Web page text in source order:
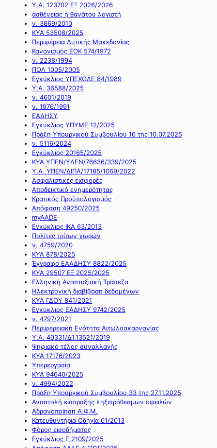
Υ.Α. 123702 ΕΞ 2026/2026
ασθένειας ή θανάτου λογιστή
ν. 3869/2010
ΚΥΑ 53508/2025
Περιφέρεια Δυτικής Μακεδονίας
Κανονισμός ΕΟΚ 574/1972
ν. 2238/1994
ΠΟΛ 1005/2005
Εγκύκλιος ΥΠΕΧΩΔΕ 84/1989
Υ.Α. 36588/2025
ν. 4601/2019
ν. 1976/1991
ΕΑΔΗΣΥ
Εγκύκλιος ΥΠΥΜΕ 12/2025
Πράξη Υπουργικού Συμβουλίου 16 της 10.07.2025
ν. 5116/2024
Εγκύκλιος 20165/2025
ΚΥΑ ΥΠΕΝ/ΥΔΕΝ/76636/339/2025
Υ.Α. ΥΠΕΝ/ΔΙΠΑ/17185/1069/2022
Ασφαλιστικές εισφορές
Αποδεικτικό ενημερότητας
Κρατικός Προϋπολογισμός
Απόφαση 49250/2025
myAADE
Εγκύκλιος ΙΚΑ 63/2013
Πολίτες τρίτων χωρών
ν. 4759/2020
ΚΥΑ 878/2025
Έγγραφο ΕΑΑΔΗΣΥ 8822/2025
ΚΥΑ 29507 ΕΞ 2025/2025
Ελληνική Αναπτυξιακή Τράπεζα
Ηλεκτρονική διαβίβαση δεδομένων
ΚΥΑ ΓΔΟΥ 841/2021
Εγκύκλιος ΕΑΔΗΣΥ 9742/2025
ν. 4797/2021
Περιφερειακή Ενότητα Αιτωλοακαρνανίας
Υ.Α. 40331/Δ1.13521/2019
Ψηφιακό τέλος συναλλαγής
ΚΥΑ 17176/2023
Υπερεργασία
ΚΥΑ 94640/2025
ν. 4994/2022
Πράξη Υπουργικού Συμβουλίου 33 της 27.11.2025
Αναστολή είσπραξης ληξιπρόθεσμων οφειλών
Αδρανοποίηση Α.Φ.Μ.
Κατευθυντήρια Οδηγία 01/2013
Φόρος εισοδήματος
Εγκύκλιος Ε.2109/2025